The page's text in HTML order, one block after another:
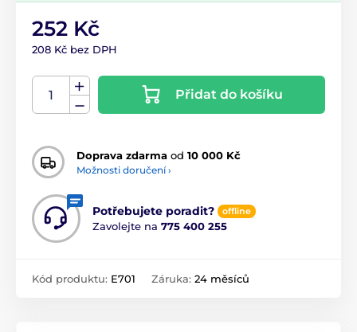
252 Kč
208 Kč bez DPH
Přidat do košíku
Doprava zdarma od 10 000 Kč
Možnosti doručení ›
Potřebujete poradit? offline
Zavolejte na 775 400 255
Kód produktu: E701 Záruka: 24 měsíců